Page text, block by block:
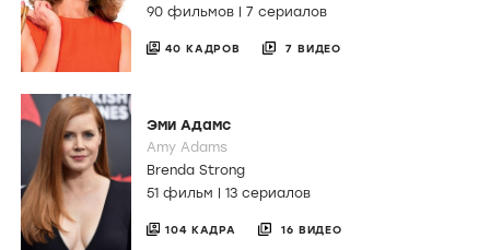
90 фильмов | 7 сериалов
40 КАДРОВ 7 ВИДЕО
Эми Адамс
Amy Adams
Brenda Strong
51 фильм | 13 сериалов
104 КАДРА 16 ВИДЕО